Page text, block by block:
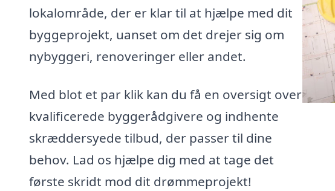
lokalområde, der er klar til at hjælpe med dit
byggeprojekt, uanset om det drejer sig om
nybyggeri, renoveringer eller andet.
Med blot et par klik kan du få en oversigt over
kvalificerede byggerådgivere og indhente
skræddersyede tilbud, der passer til dine
behov. Lad os hjælpe dig med at tage det
første skridt mod dit drømmeprojekt!